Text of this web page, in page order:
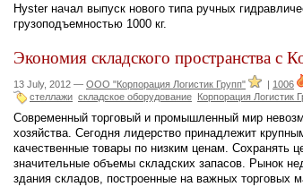
Hyster начал выпуск нового типа ручных
грузоподъемностью 1000 кг.
Экономия складского пространства с
13 July, 2012 — ООО "Корпорация Логистик Групп" | 1006
стеллажи складское оборудование Корпорация Логистик
Современный торговый и промышленный мир
хозяйства. Сегодня лидерство принадлежит
качественные товары по низким ценам. Сохранять
значительные объемы складских запасов. Рынок
здания складов, построенные на важных торговых